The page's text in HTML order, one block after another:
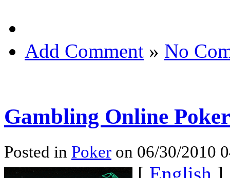
Add Comment » No
Gambling Online Poker
Posted in Poker on 06/30/2010
[ English ]